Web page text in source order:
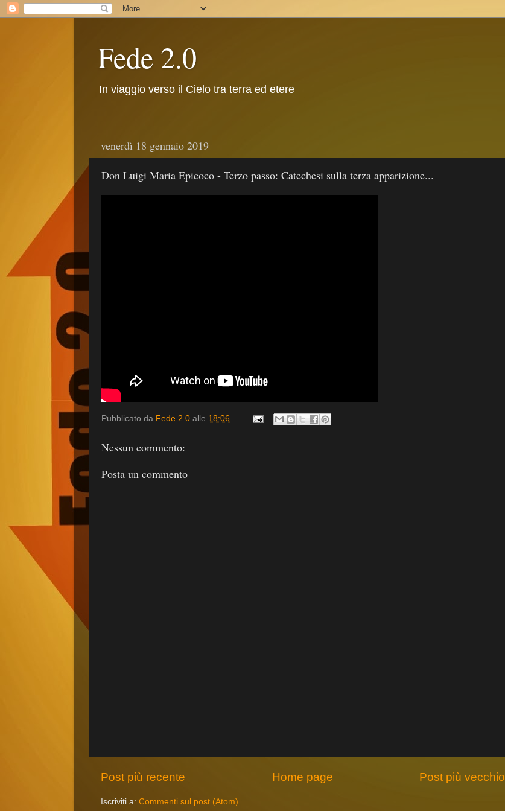
Fede 2.0
In viaggio verso il Cielo tra terra ed etere
venerdì 18 gennaio 2019
Don Luigi Maria Epicoco - Terzo passo: Catechesi sulla terza apparizione...
Pubblicato da Fede 2.0 alle 18:06
Nessun commento:
Posta un commento
Post più recente Post più vecchio
Home page
Iscriviti a: Commenti sul post (Atom)